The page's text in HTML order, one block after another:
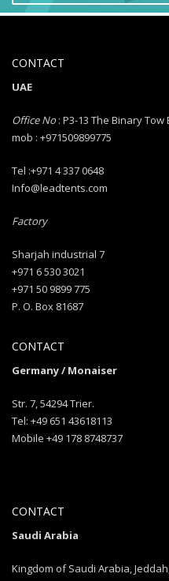
CONTACT
UAE
Office No: P3-13 The Binary Tow
mob : +971509899775
Tel :+971 4 337 0648
Info@leadtents.com
Factory
Sharjah industrial 7
+971 6 530 3021
+971 50 9899 775
P. O. Box 81687
CONTACT
Germany / Monaiser
Str. 7, 54294 Trier.
Tel: +49 651 43618113
Mobile +49 178 8748737
CONTACT
Saudi Arabia
Kingdom of Saudi Arabia,